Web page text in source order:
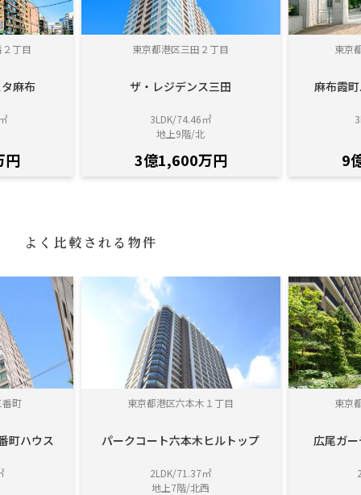
丁目
麻布
円
東京都港区三田２丁目
ザ・レジデンス三田
3LDK/74.46㎡
地上9階/北
3億1,600万円
東京
麻布霞
9
よく比較される物件
番町
町ハウス
東京都港区六本木１丁目
パークコート六本木ヒルトップ
2LDK/71.37㎡
地上7階/北西
東京
広尾ガ